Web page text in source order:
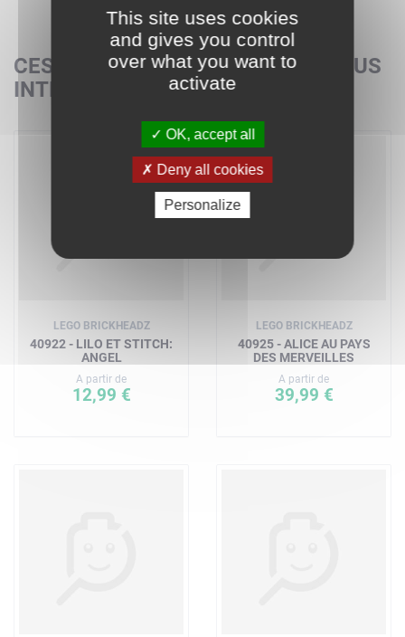
CES SETS POURRAIENT AUSSI VOUS
INTÉRESSER
LEGO BRICKHEADZ
40922 - LILO ET STITCH:
ANGEL
A partir de
12,99 €
LEGO BRICKHEADZ
40925 - ALICE AU PAYS
DES MERVEILLES
A partir de
39,99 €
This site uses cookies
and gives you control
over what you want to
activate
OK, accept all
Deny all cookies
Personalize